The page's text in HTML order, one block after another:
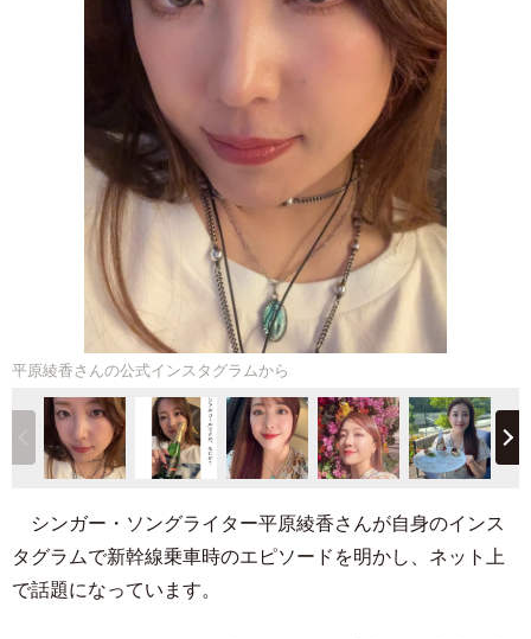
平原綾香さんの公式インスタグラムから
シンガー・ソングライター平原綾香さんが自身のインス
タグラムで新幹線乗車時のエピソードを明かし、ネット上
で話題になっています。